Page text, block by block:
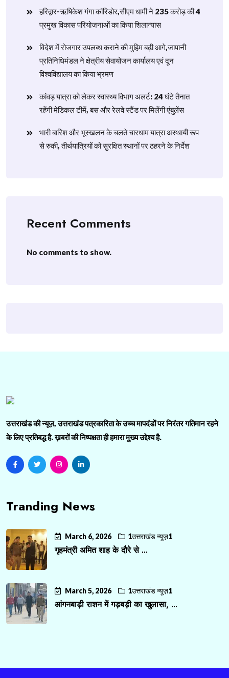
हरिद्वार-ऋषिकेश गंगा कॉरिडोर,सीएम धामी ने 235 करोड़ की 4
प्रमुख विकास परियोजनाओं का किया शिलान्यास
विदेश में रोजगार उपलब्ध कराने की मुहिम बढ़ी आगे,जापानी
प्रतिनिधिमंडल ने क्षेत्रीय सेवायोजन कार्यालय एवं दून
विश्वविद्यालय का किया भ्रमण
​कांवड़ यात्रा को लेकर स्वास्थ्य विभाग अलर्ट: 24 घंटे तैनात
रहेंगी मेडिकल टीमें, बस और रेलवे स्टैंड पर मिलेंगी एंबुलेंस
​भारी बारिश और भूस्खलन के चलते चारधाम यात्रा अस्थायी रूप
से रुकी, तीर्थयात्रियों को सुरक्षित स्थानों पर ठहरने के निर्देश
Recent Comments
No comments to show.
उत्तराखंड की न्यूज़, उत्तराखंड पत्रकारिता के उच्च मापदंडों पर निरंतर गतिमान रहने
के लिए प्रतिबद्ध है. ख़बरों की निष्पक्षता ही हमारा मुख्य उद्देश्य है.
Tranding News
March 6, 2026 1उत्तराखंड न्यूज़1
गृहमंत्री अमित शाह के दौरे से ...
March 5, 2026 1उत्तराखंड न्यूज़1
आंगनबाड़ी राशन में गड़बड़ी का खुलासा, ...